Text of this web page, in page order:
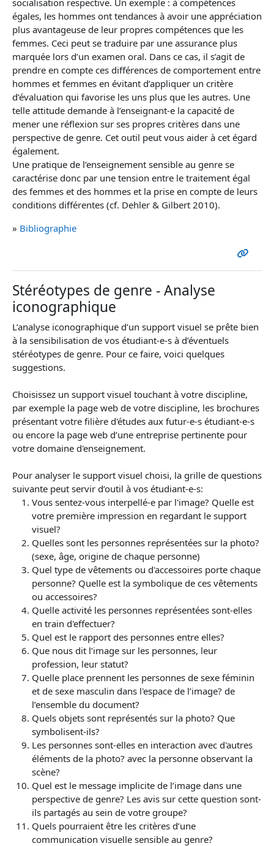
égales, les hommes ont tendances à avoir une appréciation
plus avantageuse de leur propres compétences que les
femmes. Ceci peut se traduire par une assurance plus
marquée lors d’un examen oral. Dans ce cas, il s’agit de
prendre en compte ces différences de comportement entre
hommes et femmes en évitant d’appliquer un critère
d’évaluation qui favorise les uns plus que les autres. Une
telle attitude demande à l’enseignant-e la capacité de
mener une réflexion sur ses propres critères dans une
perspective de genre. Cet outil peut vous aider à cet égard
également.
Une pratique de l’enseignement sensible au genre se
caractérise donc par une tension entre le traitement égal
des femmes et des hommes et la prise en compte de leurs
conditions différentes (cf. Dehler & Gilbert 2010).
» Bibliographie
Stéréotypes de genre - Analyse
iconographique
L’analyse iconographique d’un support visuel se prête bien
à la sensibilisation de vos étudiant-e-s à d’éventuels
stéréotypes de genre. Pour ce faire, voici quelques
suggestions.
Choisissez un support visuel touchant à votre discipline,
par exemple la page web de votre discipline, les brochures
présentant votre filière d'études aux futur-e-s étudiant-e-s
ou encore la page web d’une entreprise pertinente pour
votre domaine d'enseignement.
Pour analyser le support visuel choisi, la grille de questions
suivante peut servir d’outil à vos étudiant-e-s:
Vous sentez-vous interpellé-e par l'image? Quelle est
votre première impression en regardant le support
visuel?
Quelles sont les personnes représentées sur la photo?
(sexe, âge, origine de chaque personne)
Quel type de vêtements ou d'accessoires porte chaque
personne? Quelle est la symbolique de ces vêtements
ou accessoires?
Quelle activité les personnes représentées sont-elles
en train d'effectuer?
Quel est le rapport des personnes entre elles?
Que nous dit l’image sur les personnes, leur
profession, leur statut?
Quelle place prennent les personnes de sexe féminin
et de sexe masculin dans l'espace de l’image? de
l’ensemble du document?
Quels objets sont représentés sur la photo? Que
symbolisent-ils?
Les personnes sont-elles en interaction avec d'autres
éléments de la photo? avec la personne observant la
scène?
Quel est le message implicite de l’image dans une
perspective de genre? Les avis sur cette question sont-
ils partagés au sein de votre groupe?
Quels pourraient être les critères d’une
communication visuelle sensible au genre?